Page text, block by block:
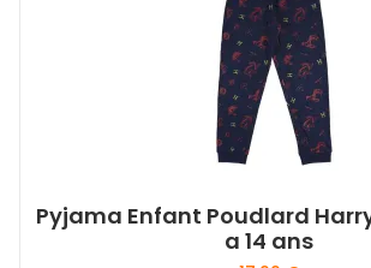
Pyjama Enfant Poudlard
a 14 ans